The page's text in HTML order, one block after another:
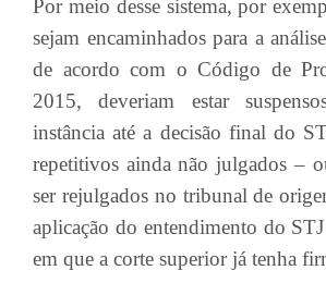
Por meio desse sistema, por
sejam encaminhados para a
de acordo com o Código de
2015, deveriam estar
instância até a decisão final do
repetitivos ainda não julgados –
ser rejulgados no tribunal de
aplicação do entendimento do
em que a corte superior já tenha